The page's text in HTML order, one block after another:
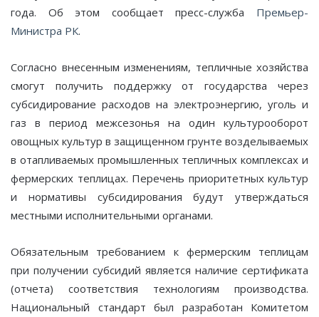
года. Об этом сообщает пресс-служба Премьер-
Министра РК.
Согласно внесенным изменениям, тепличные хозяйства
смогут получить поддержку от государства через
субсидирование расходов на электроэнергию, уголь и
газ в период межсезонья на один культурооборот
овощных культур в защищенном грунте возделываемых
в отапливаемых промышленных тепличных комплексах и
фермерских теплицах. Перечень приоритетных культур
и нормативы субсидирования будут утверждаться
местными исполнительными органами.
Обязательным требованием к фермерским теплицам
при получении субсидий является наличие сертификата
(отчета) соответствия технологиям производства.
Национальный стандарт был разработан Комитетом